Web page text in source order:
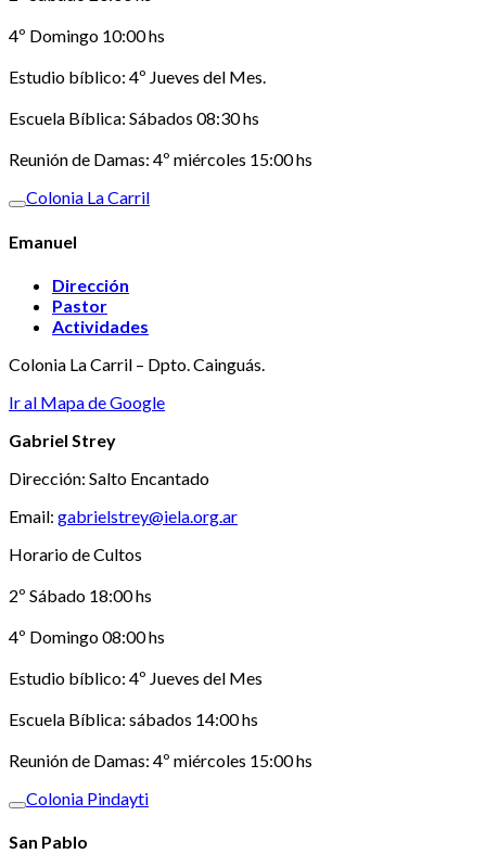
4º Domingo 10:00 hs
Estudio bíblico: 4º Jueves del Mes.
Escuela Bíblica: Sábados 08:30 hs
Reunión de Damas: 4º miércoles 15:00 hs
Colonia La Carril
Emanuel
Dirección
Pastor
Actividades
Colonia La Carril – Dpto. Cainguás.
Ir al Mapa de Google
Gabriel Strey
Dirección: Salto Encantado
Email: gabrielstrey@iela.org.ar
Horario de Cultos
2º Sábado 18:00 hs
4º Domingo 08:00 hs
Estudio bíblico: 4º Jueves del Mes
Escuela Bíblica: sábados 14:00 hs
Reunión de Damas: 4º miércoles 15:00 hs
Colonia Pindayti
San Pablo